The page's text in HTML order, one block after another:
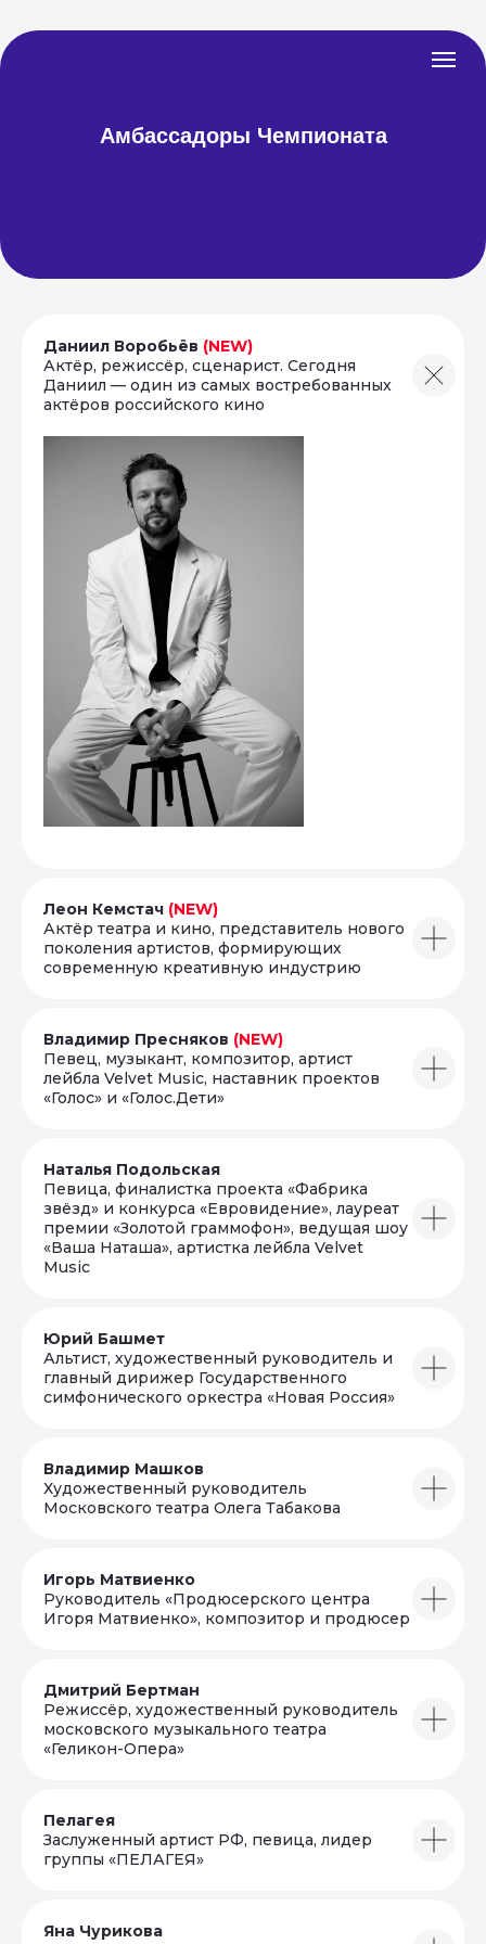
Даниил Воробьёв (NEW)
Актёр, режиссёр, сценарист. Сегодня
Даниил — один из самых востребованных
актёров российского кино
Леон Кемстач (NEW)
Актёр театра и кино, представитель нового
поколения артистов, формирующих
современную креативную индустрию
Владимир Пресняков (NEW)
Певец, музыкант, композитор, артист
лейбла Velvet Music, наставник проектов
«Голос» и «Голос.Дети»
Наталья Подольская
Певица, финалистка проекта «Фабрика
звёзд» и конкурса «Евровидение», лауреат
премии «Золотой граммофон», ведущая шоу
«Ваша Наташа», артистка лейбла Velvet
Music
Юрий Башмет
Альтист, художественный руководитель и
главный дирижер Государственного
симфонического оркестра «Новая Россия»
Владимир Машков
Художественный руководитель
Московского театра Олега Табакова
Игорь Матвиенко
Руководитель «Продюсерского центра
Игоря Матвиенко», композитор и продюсер
Дмитрий Бертман
Режиссёр, художественный руководитель
московского музыкального театра
«Геликон-Опера»
Пелагея
Заслуженный артист РФ, певица, лидер
группы «ПЕЛАГЕЯ»
Яна Чурикова